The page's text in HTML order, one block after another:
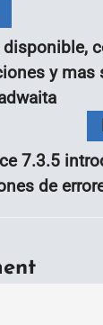
disponible,
y mas
7.3.5
de